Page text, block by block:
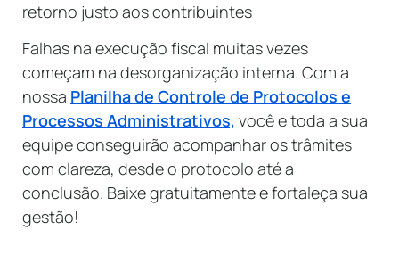
retorno justo aos contribuintes
Falhas na execução fiscal muitas vezes
começam na desorganização interna. Com a
nossa Planilha de Controle de Protocolos e
Processos Administrativos, você e toda a sua
equipe conseguirão acompanhar os trâmites
com clareza, desde o protocolo até a
conclusão. Baixe gratuitamente e fortaleça sua
gestão!